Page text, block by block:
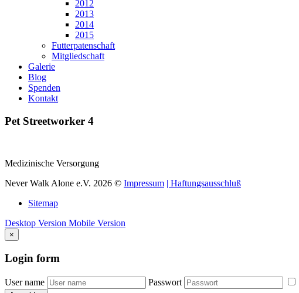
2012
2013
2014
2015
Futterpatenschaft
Mitgliedschaft
Galerie
Blog
Spenden
Kontakt
Pet Streetworker 4
Medizinische Versorgung
Never Walk Alone e.V. 2026 © Impressum | Haftungsausschluß
Sitemap
Desktop Version Mobile Version
×
Login form
User name Passwort